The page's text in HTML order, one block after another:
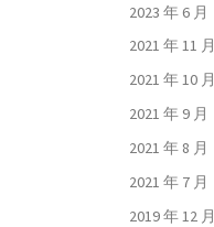
2023 年 6 月
2021 年 11 月
2021 年 10 月
2021 年 9 月
2021 年 8 月
2021 年 7 月
2019 年 12 月